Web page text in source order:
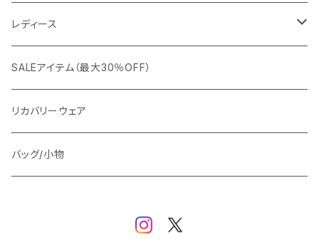
G-stage
TETEHOMME
TAION
フォーマル
Tシャツ/ポロシャツ
カジュアルジャケット
ビジネスジャケット
ブルゾン
コート
マウンテンパーカー/アウトドア
ダウン / 中綿アウター
ビジネス
セットアップ
ワイシャツ
カジュアル
ニット/Tシャツ/カットソー
スウェット/パーカー
アウター
レディース
アウター
トップス（ブラウス/カットソー）
ジャケット
SALEアイテム（最大30％OFF）
リカバリーウェア
バッグ/小物